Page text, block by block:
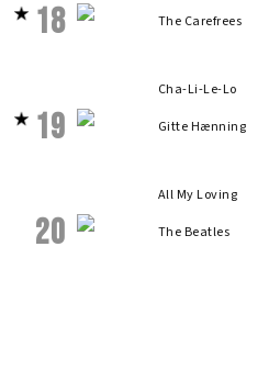
18
The Carefrees
19
Cha-Li-Le-Lo
Gitte Hænning
20
All My Loving
The Beatles